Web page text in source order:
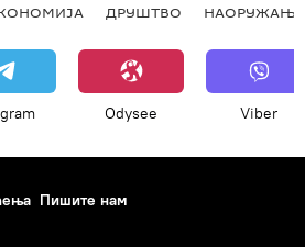
ДРУШТВО НАОРУЖАЊЕ
Odysee Viber
Пишите нам